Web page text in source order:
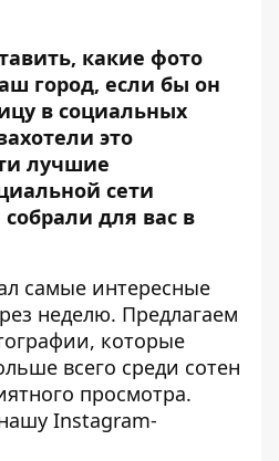
какие фото
город, если бы он
в социальных
это
лучшие
сети
для вас в
самые интересные
неделю. Предлагаем
которые
всего среди сотен
просмотра.
Instagram-